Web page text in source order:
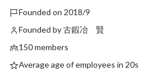
Founded on 2018/9
Founded by 古鍜冶 賢
150 members
Average age of employees in 20s